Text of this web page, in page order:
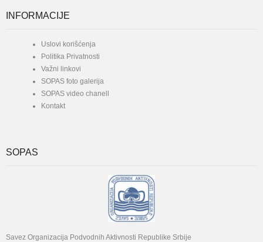
INFORMACIJE
Uslovi korišćenja
Politika Privatnosti
Važni linkovi
SOPAS foto galerija
SOPAS video chanell
Kontakt
SOPAS
Savez Organizacija Podvodnih Aktivnosti Republike Srbije